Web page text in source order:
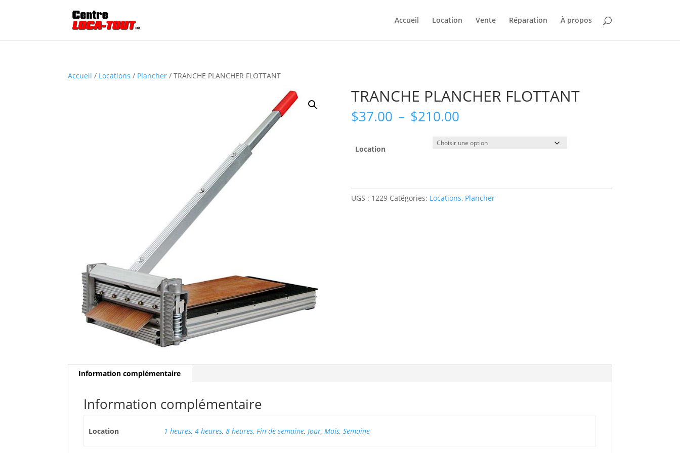
Accueil Location Vente Réparation À propos
Accueil / Locations / Plancher / TRANCHE PLANCHER FLOTTANT
TRANCHE PLANCHER FLOTTANT
$37.00 – $210.00Plage
prix :
$37.00
Location
UGS : 1229 Catégories: Locations, Plancher
Information complémentaire
Information complémentaire
Location 1 heures, 4 heures, 8 heures, Fin de semaine, Jour, Mois, Semaine